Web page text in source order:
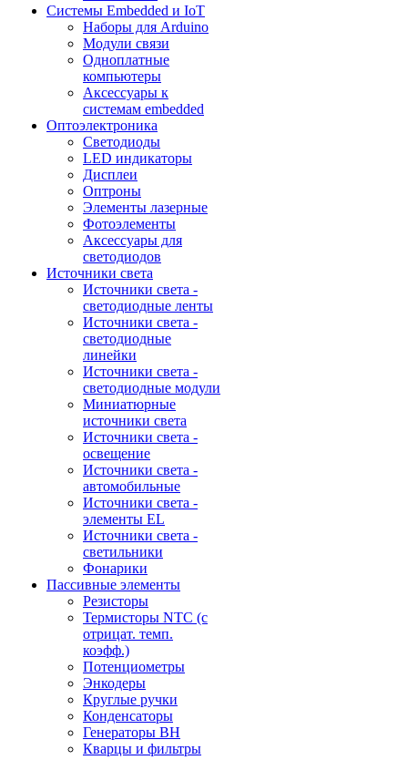
Системы Embedded и IoT
Наборы для Arduino
Модули связи
Одноплатные
компьютеры
Аксессуары к
системам embedded
Oптоэлектроника
Светодиоды
LED индикаторы
Дисплеи
Оптроны
Элементы лазерные
Фотоэлементы
Аксессуары для
светодиодов
Источники света
Источники света -
светодиодные ленты
Источники света -
светодиодные
линейки
Источники света -
светодиодные модули
Миниатюрные
источники света
Источники света -
освещение
Источники света -
автомобильные
Источники света -
элементы EL
Источники света -
светильники
Фонарики
Пассивные элементы
Резисторы
Термисторы NTC (с
отрицат. темп.
коэфф.)
Потенциометры
Энкодеры
Круглые ручки
Конденсаторы
Генераторы ВН
Кварцы и фильтры